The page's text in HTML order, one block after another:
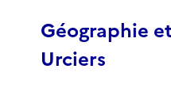
Géographie
Urciers